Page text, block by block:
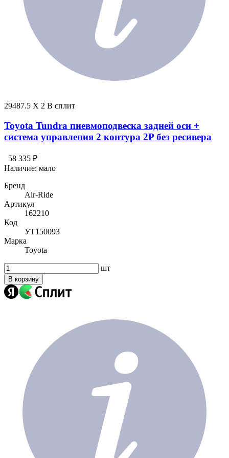
29487.5 X 2 В сплит
Toyota Tundra пневмоподвеска задней оси +
система управления 2 контура 2P без ресивера
58 335 ₽
Наличие: мало
Бренд
Air-Ride
Артикул
162210
Код
УТ150093
Марка
Toyota
шт
В корзину